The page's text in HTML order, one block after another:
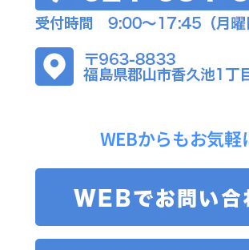
WEBからもお気軽